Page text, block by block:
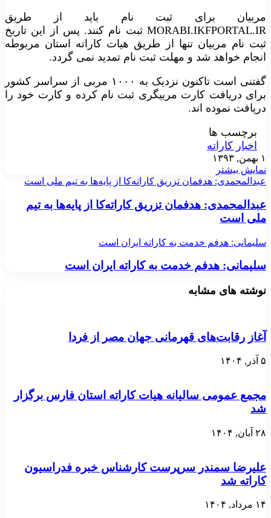
مربیان برای ثبت نام باید از طریق
MORABI.IKFPORTAL.IR ثبت نام کنند. پس از این تاریخ
ثبت نام مربیان تنها از طریق هیات کاراته استان مربوطه
انجام خواهد شد و مهلت ثبت نام تمدید نمی گردد.
گفتنی است تاکنون نزدیک به ۱۰۰۰ مربی از سراسر کشور
برای دریافت کارت مربیگری ثبت نام کرده و کارت خود را
دریافت نموده اند.
برچسب ها
اخبار کاراته
۱ بهمن, ۱۳۹۳
نمایش بیشتر
عبدالمحمدی: هدفمان تزریق کاراته‌کا از پایه‌ها به تیم ملی است
عبدالمحمدی: هدفمان تزریق کاراته‌کا از پایه‌ها به تیم
ملی است
سلیمانی: هدفم خدمت به کاراته ایران است
سلیمانی: هدفم خدمت به کاراته ایران است
نوشته های مشابه
آغاز رقابت‌های قهرمانی جهان مصر از فردا
۵ آذر, ۱۴۰۴
مجمع عمومی سالیانه هیات کاراته استان فارس برگزار
شد
۲۸ آبان, ۱۴۰۴
علیرضا سمندر سرپرست کارشناس خبره فدراسیون
کاراته شد
۱۴ مرداد, ۱۴۰۴